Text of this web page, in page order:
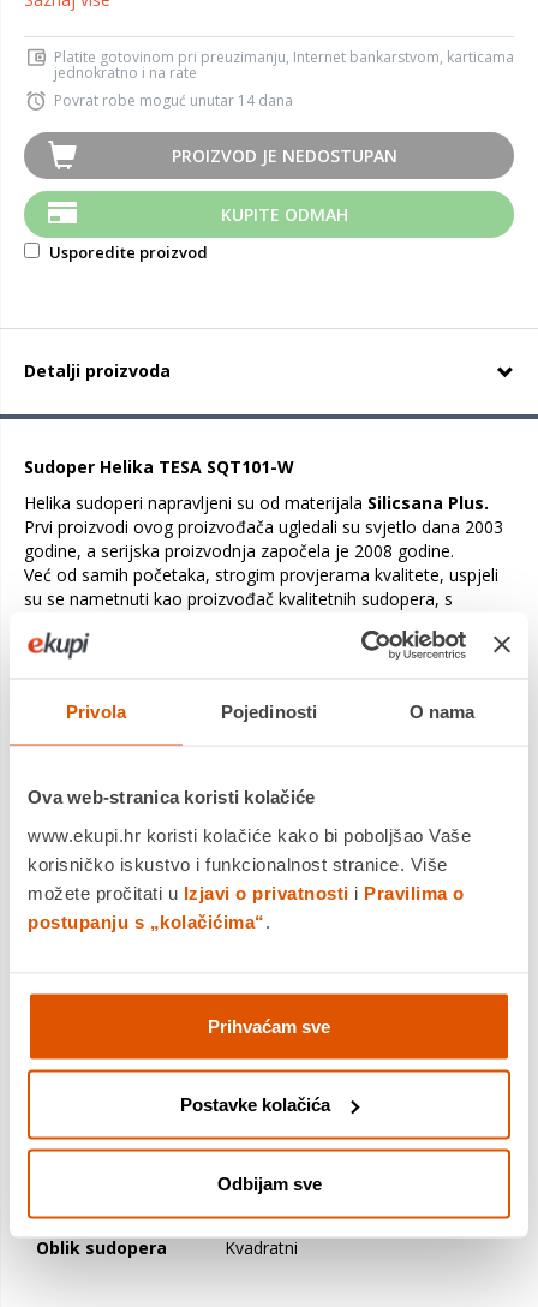
Privola Pojedinosti O nama
Ova web-stranica koristi kolačiće
www.ekupi.hr koristi kolačiće kako bi poboljšao Vaše
korisničko iskustvo i funkcionalnost stranice. Više
možete pročitati u Izjavi o privatnosti i Pravilima o
postupanju s „kolačićima“
Prihvaćam sve
Postavke kolačića
Odbijam sve
Platite gotovinom pri preuzimanju, Internet bankarstvom, karticama
jednokratno i na rate
Povrat robe moguć unutar 14 dana
PROIZVOD JE NEDOSTUPAN
KUPITE ODMAH
Usporedite proizvod
Detalji proizvoda
Sudoper Helika TESA SQT101-W
Helika sudoperi napravljeni su od materijala Silicsana Plus.
Prvi proizvodi ovog proizvođača ugledali su svjetlo dana 2003
godine, a serijska proizvodnja započela je 2008 godine.
Već od samih početaka, strogim provjerama kvalitete, uspjeli
su se nametnuti kao proizvođač kvalitetnih sudopera, s
Danas su
, kao i robna marka Helika
Garancija na sve granitne Helika sudopere je
besprijekorno funkcionirati dugi niz godina.
sudopera izvozi se diljem Europe.
Sudoperi su kvalitetno izrađeni i pakirani po Europskim
standardima, a materijal od kojih su izrađeni potpuno je u
skladu s Europskim normama za zaštitu okoliša.
Materijal Granitni kompozit
Ormarić za
45 cm
Oblik sudopera Kvadratni